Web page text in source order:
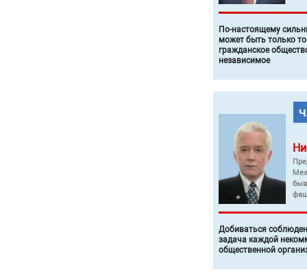
По-настоящему
может быть только
гражданское
независимое
Добиваться
задача каждой
общественной